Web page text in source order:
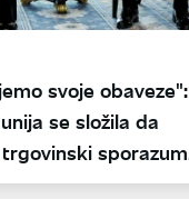
svoje obaveze":
se složila da
sporazum